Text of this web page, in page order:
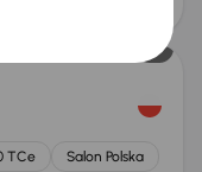
TCe
Salon Polska